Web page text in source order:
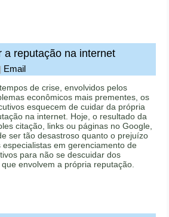
a reputação na internet
Email
de crise, envolvidos pelos
econômicos mais prementes, os
esquecem de cuidar da própria
na internet. Hoje, o resultado da
citação, links ou páginas no Google,
ser tão desastroso quanto o prejuízo
em gerenciamento de
para não se descuidar dos
envolvem a própria reputação.